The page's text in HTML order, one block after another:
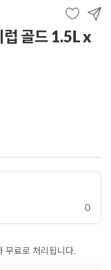
골드 1.5L x
0
무료로 처리됩니다.